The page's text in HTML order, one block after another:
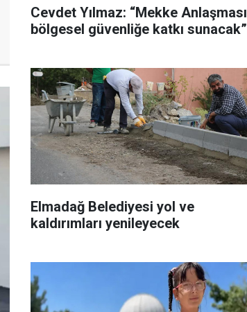
Cevdet Yılmaz: “Mekke Anlaşması
bölgesel güvenliğe katkı sunacak”
Elmadağ Belediyesi yol ve
kaldırımları yenileyecek